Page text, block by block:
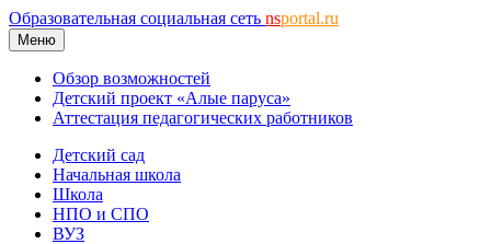
Образовательная социальная сеть nsportal.ru
Меню
Обзор возможностей
Детский проект «Алые паруса»
Аттестация педагогических работников
Детский сад
Начальная школа
Школа
НПО и СПО
ВУЗ